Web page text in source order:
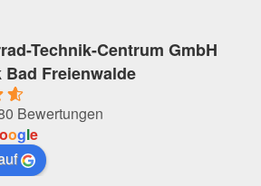
Technik-Centrum GmbH
Freienwalde
Bewertungen
ogle